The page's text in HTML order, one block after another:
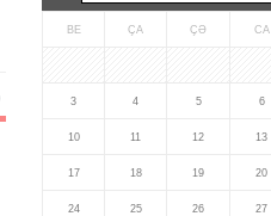
BE ÇA ÇƏ CA
3 4 5 6
10 11 12 13
17 18 19 20
24 25 26 27